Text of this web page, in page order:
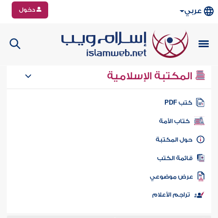
عربي دخول
المكتبة الإسلامية
كتب PDF
كتاب الأمة
المكتبة
الكتب
موضوعي